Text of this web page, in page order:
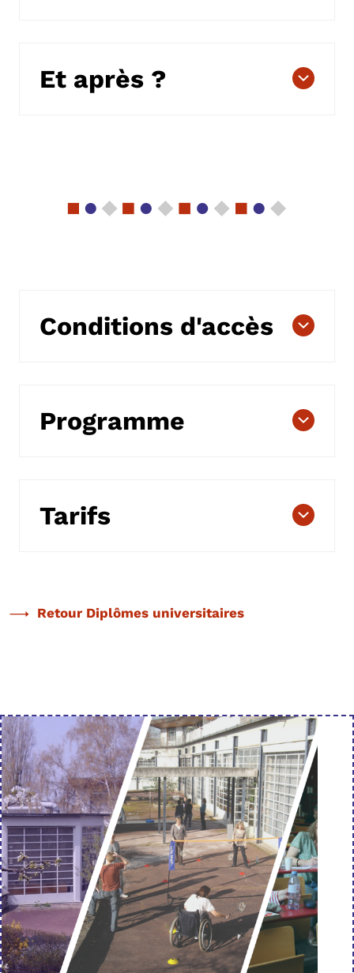
Et après ?
Conditions d'accès
Programme
Tarifs
Retour Diplômes universitaires